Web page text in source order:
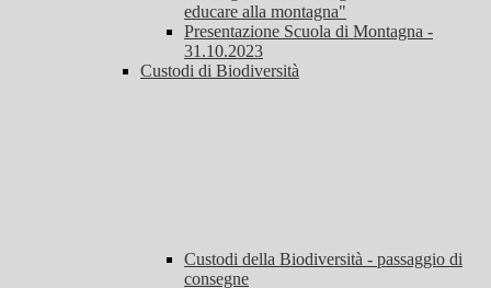
educare alla montagna"
Presentazione Scuola di Montagna -
31.10.2023
Custodi di Biodiversità
Custodi della Biodiversità - passaggio di
consegne